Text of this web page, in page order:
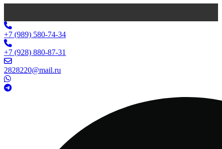
+7 (989) 580-74-34
+7 (928) 880-87-31
2828220@mail.ru